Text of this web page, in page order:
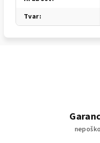
Tvar: